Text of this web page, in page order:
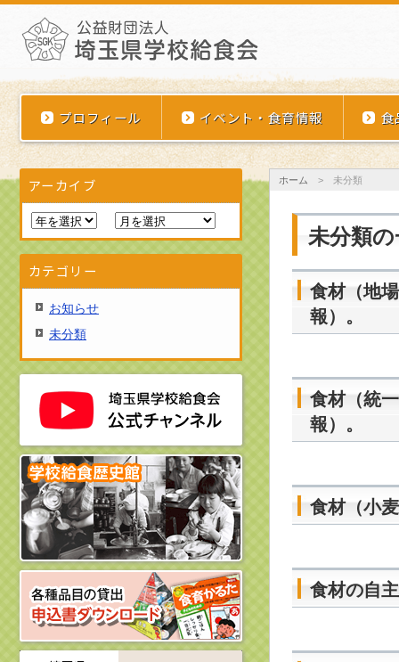
プロフィール イベント・食育情報 食
ホーム > 未分類
未分類
食材（地
報）。
食材（統
報）。
食材（小
食材の自
アーカイブ
カテゴリー
お知らせ
未分類